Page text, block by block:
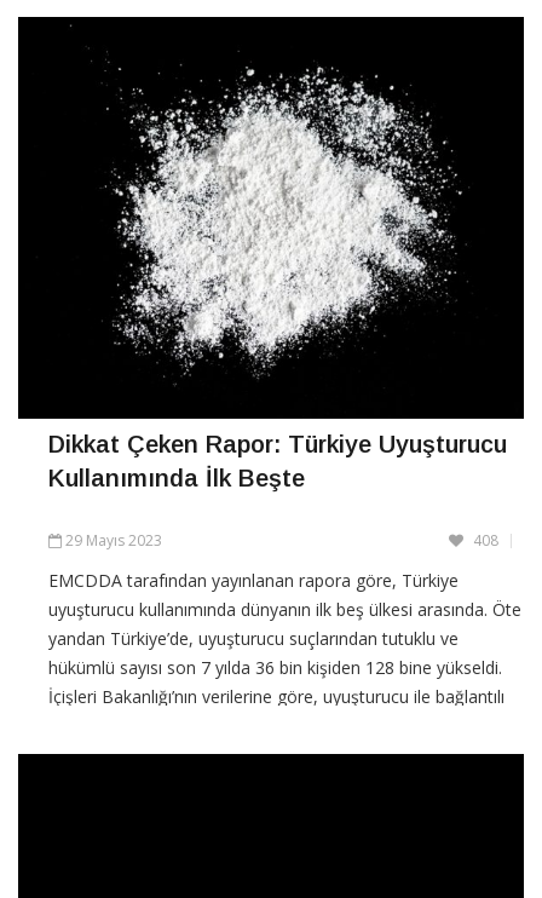
CONTINUE READING
Dikkat Çeken Rapor: Türkiye Uyuşturucu
Kullanımında İlk Beşte
29 Mayıs 2023 408
EMCDDA tarafından yayınlanan rapora göre, Türkiye
uyuşturucu kullanımında dünyanın ilk beş ülkesi arasında. Öte
yandan Türkiye’de, uyuşturucu suçlarından tutuklu ve
hükümlü sayısı son 7 yılda 36 bin kişiden 128 bine yükseldi.
İçişleri Bakanlığı’nın verilerine göre, uyuşturucu ile bağlantılı